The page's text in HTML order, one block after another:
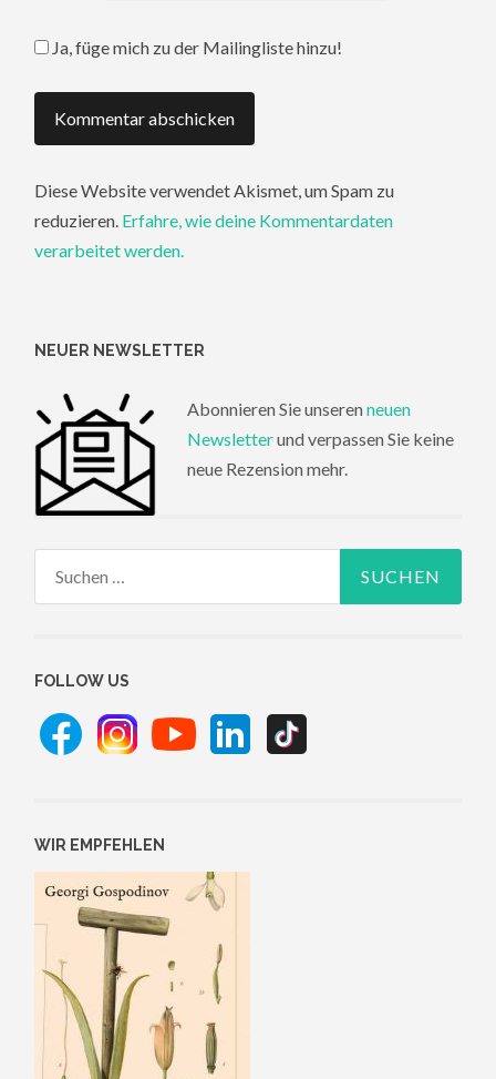
Ja, füge mich zu der Mailingliste hinzu!
Diese Website verwendet Akismet, um Spam zu
reduzieren. Erfahre, wie deine Kommentardaten
verarbeitet werden.
NEUER NEWSLETTER
Abonnieren Sie unseren neuen
Newsletterund verpassen Sie keine
neue Rezension mehr.
FOLLOW US
WIR EMPFEHLEN